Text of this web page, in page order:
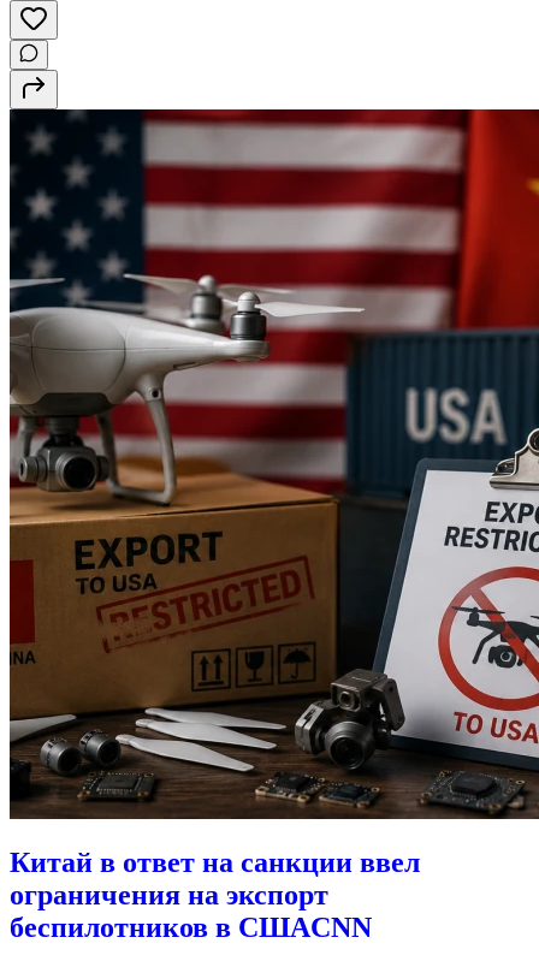
Китай в ответ на санкции ввел
ограничения на экспорт
беспилотников в СШАCNN